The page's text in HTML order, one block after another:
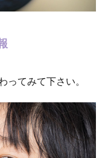
ってみて下さい。